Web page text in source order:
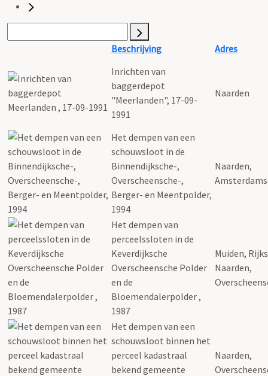
Beschrijving
Adres
Inrichten van
baggerdepot
"Meerlanden", 17-09-
1991
Naarden
Het dempen van een
schouwsloot in de
Binnendijksche-,
Overscheensche-,
Berger- en Meentpolder,
1994
Naarden,
Het dempen van
perceelssloten in de
Keverdijksche
Overscheensche Polder
en de
Bloemendalerpolder ,
1987
Muiden,
Naarden,
Het dempen van een
schouwsloot binnen het
perceel kadastraal
bekend gemeente
Naarden,